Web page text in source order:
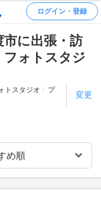
ログイン・登録
市に出張・訪
フォトスタジ
トスタジオ
プ
変更